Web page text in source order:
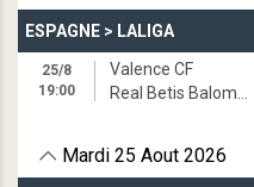
ESPAGNE > LALIGA
25/8
19:00
Valence CF
Mardi 25 Aout 2026